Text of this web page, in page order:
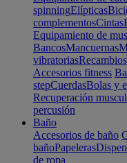
spinningElípticas
complementosCintas
Equipamiento de
BancosMancuernas
vibratorias
Accesorios fitness
stepCuerdasBolas y
Recuperación
percusión
Baño
Accesorios de baño
bañoPapeleras
de ropa